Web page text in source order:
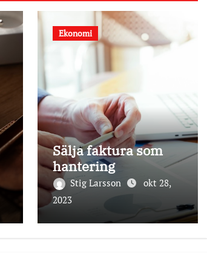
Ekonomi
Sälja faktura som
hantering
Stig Larsson
okt 28,
2023